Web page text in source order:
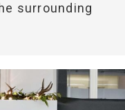
surrounding